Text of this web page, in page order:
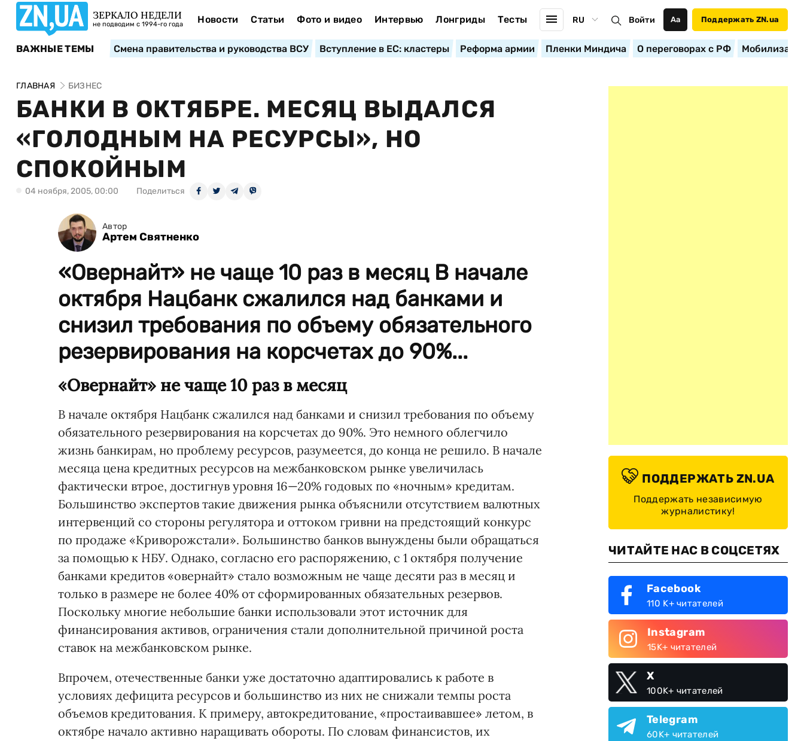
ЗЕРКАЛО НЕДЕЛИ
не подводим с 1994-го года Новости Статьи Фото и видео Интервью Лонгриды Тесты RU Войти Аа Поддержать ZN.ua
ВАЖНЫЕ ТЕМЫ Смена правительства и руководства ВСУ Вступление в ЕС: кластеры Реформа армии Пленки Миндича О переговорах с РФ
ГЛАВНАЯ БИЗНЕС
БАНКИ В ОКТЯБРЕ. МЕСЯЦ ВЫДАЛСЯ
«ГОЛОДНЫМ НА РЕСУРСЫ», НО
СПОКОЙНЫМ
04 ноября, 2005, 00:00 Поделиться
Автор
Артем Святненко
«Овернайт» не чаще 10 раз в месяц В начале
октября Нацбанк сжалился над банками и
снизил требования по объему обязательного
резервирования на корсчетах до 90%...
«Овернайт» не чаще 10 раз в месяц
В начале октября Нацбанк сжалился над банками и снизил требования по объему
обязательного резервирования на корсчетах до 90%. Это немного облегчило
жизнь банкирам, но проблему ресурсов, разумеется, до конца не решило. В начале
месяца цена кредитных ресурсов на межбанковском рынке увеличилась
фактически втрое, достигнув уровня 16—20% годовых по «ночным» кредитам.
Большинство экспертов такие движения рынка объяснили отсутствием валютных
интервенций со стороны регулятора и оттоком гривни на предстоящий конкурс
по продаже «Криворожстали». Большинство банков вынуждены были обращаться
за помощью к НБУ. Однако, согласно его распоряжению, с 1 октября получение
банками кредитов «овернайт» стало возможным не чаще десяти раз в месяц и
только в размере не более 40% от сформированных обязательных резервов.
Поскольку многие небольшие банки использовали этот источник для
финансирования активов, ограничения стали дополнительной причиной роста
ставок на межбанковском рынке.
Впрочем, отечественные банки уже достаточно адаптировались к работе в
условиях дефицита ресурсов и большинство из них не снижали темпы роста
объемов кредитования. К примеру, автокредитование, «простаивавшее» летом, в
октябре начало активно наращивать обороты. По словам финансистов, их
ПОДДЕРЖАТЬ ZN.UA
Поддержать независимую
журналистику!
ЧИТАЙТЕ НАС В СОЦСЕТЯХ
Facebook
110 K+ читателей
Instagram
15K+ читателей
X
100K+ читателей
Telegram
60K+ читателей